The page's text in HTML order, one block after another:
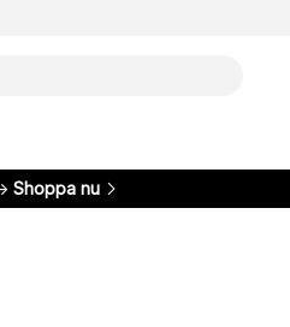
Shoppa nu